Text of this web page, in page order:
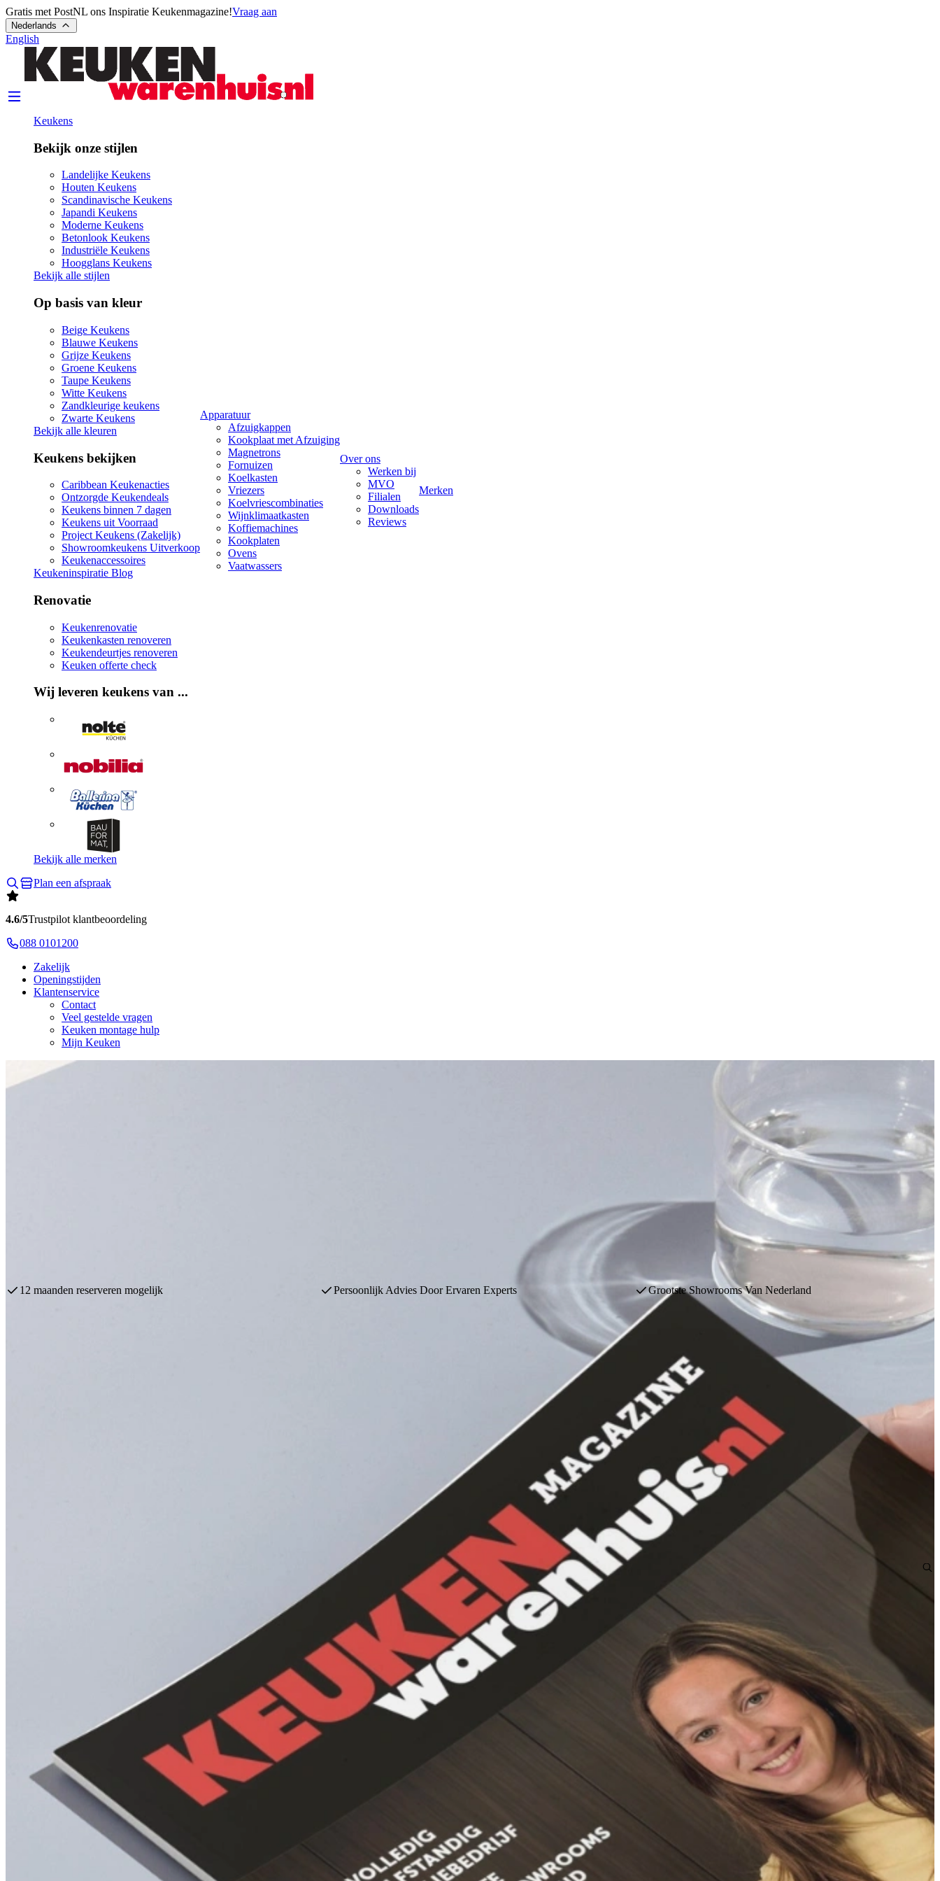
Gratis met PostNL ons Inspiratie Keukenmagazine!Vraag aan
Nederlands
English
Keukens
Bekijk onze stijlen
Landelijke Keukens
Houten Keukens
Scandinavische Keukens
Japandi Keukens
Moderne Keukens
Betonlook Keukens
Industriële Keukens
Hoogglans Keukens
Bekijk alle stijlen
Op basis van kleur
Beige Keukens
Blauwe Keukens
Grijze Keukens
Groene Keukens
Taupe Keukens
Witte Keukens
Zandkleurige keukens
Zwarte Keukens
Bekijk alle kleuren
Keukens bekijken
Caribbean Keukenacties
Ontzorgde Keukendeals
Keukens binnen 7 dagen
Keukens uit Voorraad
Project Keukens (Zakelijk)
Showroomkeukens Uitverkoop
Keukenaccessoires
Keukeninspiratie Blog
Renovatie
Keukenrenovatie
Keukenkasten renoveren
Keukendeurtjes renoveren
Keuken offerte check
Wij leveren keukens van ...
Bekijk alle merken
Apparatuur
Afzuigkappen
Kookplaat met Afzuiging
Magnetrons
Fornuizen
Koelkasten
Vriezers
Koelvriescombinaties
Wijnklimaatkasten
Koffiemachines
Kookplaten
Ovens
Vaatwassers
Over ons
Werken bij
MVO
Filialen
Downloads
Reviews
Merken
Plan een afspraak
4.6/5Trustpilot klantbeoordeling
088 0101200
Zakelijk
Openingstijden
Klantenservice
Contact
Veel gestelde vragen
Keuken montage hulp
Mijn Keuken
Kies een mooie stijl binnen ons assortiment. Wij hebben alle keukenstijlen onder één dak in de Grootste Showrooms van Nederland! Voor inspireren en oriënteren, bij Keukenwarenhuis.nl moet je geweest zijn!
Persoonlijk Advies Door Ervaren Experts
Grootste Showrooms Van Nederland
Nieuwste modellen
Bekijk onze Design Keukens
Bekijk onze Exclusieve Keukens
Klassiek
Bekijk onze Klassieke Keukens
Bekijk onze Retro Keukens
1785 klanten geven ons een 4.6 /5